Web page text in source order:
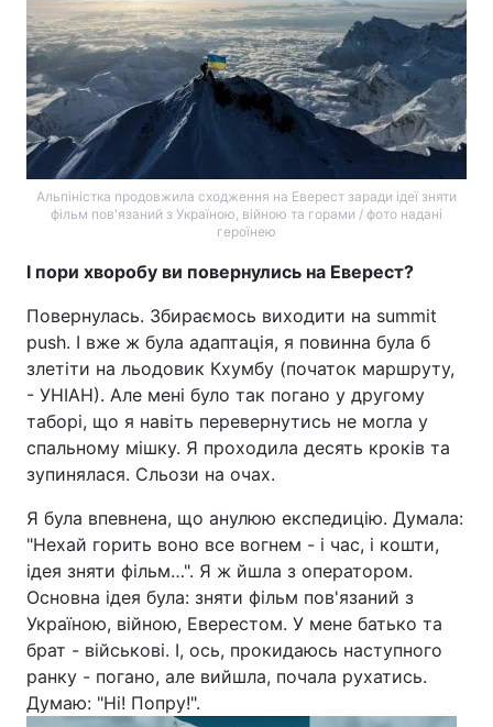
Альпіністка продовжила сходження на Еверест заради ідеї зняти
фільм пов'язаний з Україною, війною та горами / фото надані
героїнею
І пори хворобу ви повернулись на Еверест?
Повернулась. Збираємось виходити на summit
push. І вже ж була адаптація, я повинна була б
злетіти на льодовик Кхумбу (початок маршруту,
- УНІАН). Але мені було так погано у другому
таборі, що я навіть перевернутись не могла у
спальному мішку. Я проходила десять кроків та
зупинялася. Сльози на очах.
Я була впевнена, що анулюю експедицію. Думала:
"Нехай горить воно все вогнем - і час, і кошти,
ідея зняти фільм…". Я ж йшла з оператором.
Основна ідея була: зняти фільм пов'язаний з
Україною, війною, Еверестом. У мене батько та
брат - військові. І, ось, прокидаюсь наступного
ранку - погано, але вийшла, почала рухатись.
Думаю: "Ні! Попру!".